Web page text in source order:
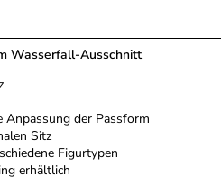
Wasserfall-Ausschnitt
Anpassung der Passform
Sitz
Figurtypen
erhältlich